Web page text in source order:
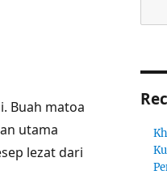
Buah matoa
utama
lezat dari